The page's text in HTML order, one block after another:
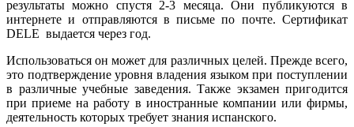
результаты можно спустя 2-3 месяца. Они публикуются в
интернете и отправляются в письме по почте. Сертификат
DELE выдается через год.
Использоваться он может для различных целей. Прежде всего,
это подтверждение уровня владения языком при поступлении
в различные учебные заведения. Также экзамен пригодится
при приеме на работу в иностранные компании или фирмы,
деятельность которых требует знания испанского.